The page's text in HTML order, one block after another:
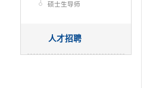
硕士生导师
人才招聘